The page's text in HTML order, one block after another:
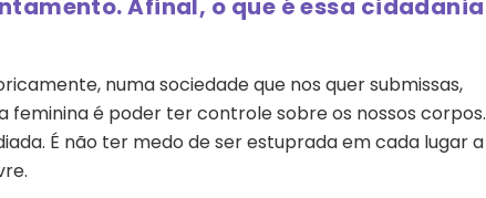
numa sociedade que nos quer submissas,
feminina é poder ter controle sobre os nossos corpos.
É não ter medo de ser estuprada em cada lugar a